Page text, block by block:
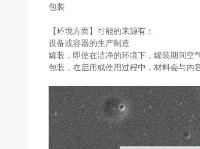
包装
【环境方面】可能的来源有：
设备或容器的生产制造
罐装，即使在洁净的环境下，罐装期间空
包装，在启用或使用过程中，材料会与内